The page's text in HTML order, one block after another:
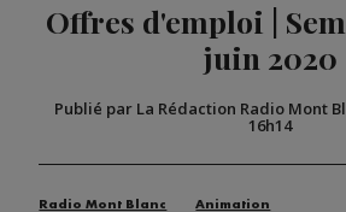
BIGARD
Offres d'emploi |
juin 2020
Publié par La Rédaction Radio Mont
16h14
Radio Mont Blanc
Animation